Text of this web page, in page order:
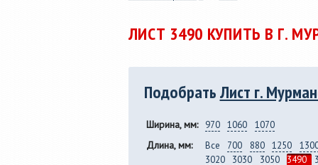
резке рулонной стали
толщиной от 0,25 до 8,0 мм,
полки от
сп 5,
ЛИСТ 3490 КУПИТЬ В Г.
ПодобратьЛист г.
Ширина, мм: 970 1060 1070
Длина, мм: Все 700 880 1250
3020
3030 3050 3490